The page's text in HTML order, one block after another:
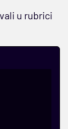
u rubrici